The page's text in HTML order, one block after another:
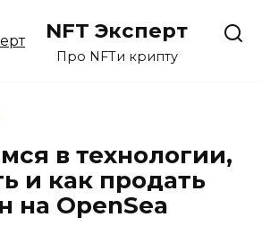
NFT Эксперт
Про NFTи крипту
в технологии,
и как продать
на OpenSea